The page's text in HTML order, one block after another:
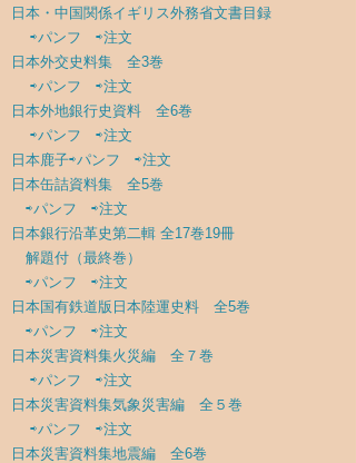
日本・中国関係イギリス外務省文書目録
⇨パンフ ⇨注文
日本外交史料集 全3巻
⇨パンフ ⇨注文
日本外地銀行史資料 全6巻
⇨パンフ ⇨注文
日本鹿子⇨パンフ ⇨注文
日本缶詰資料集 全5巻
⇨パンフ ⇨注文
日本銀行沿革史第二輯 全17巻19冊
解題付（最終巻）
⇨パンフ ⇨注文
日本国有鉄道版日本陸運史料 全5巻
⇨パンフ ⇨注文
日本災害資料集火災編 全７巻
⇨パンフ ⇨注文
日本災害資料集気象災害編 全５巻
⇨パンフ ⇨注文
日本災害資料集地震編 全6巻